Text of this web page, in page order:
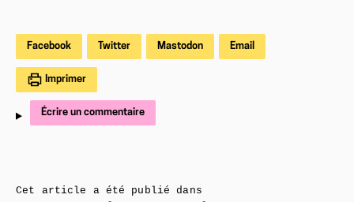
Facebook Twitter Mastodon Email
Imprimer
Écrire un commentaire
Cet article a été publié dans